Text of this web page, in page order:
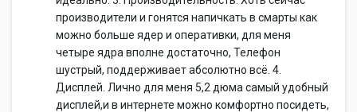
производители и гонятся напичкать в смарты как
можно больше ядер и оперативки, для меня
четыре ядра вполне достаточно, Телефон
шустрый, поддерживает абсолютно всё. 4.
Дисплей. Лично для меня 5,2 дюма самый удобный
дисплей,и в интернете можно комфортно посидеть,